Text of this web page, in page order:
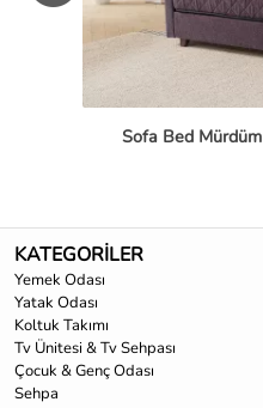
Sofa Bed Mürdüm
KATEGORİLER
Yemek Odası
Yatak Odası
Koltuk Takımı
Tv Ünitesi & Tv Sehpası
Çocuk & Genç Odası
Sehpa